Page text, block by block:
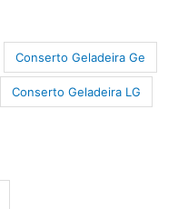
Conserto Geladeira Ge
Conserto Geladeira LG